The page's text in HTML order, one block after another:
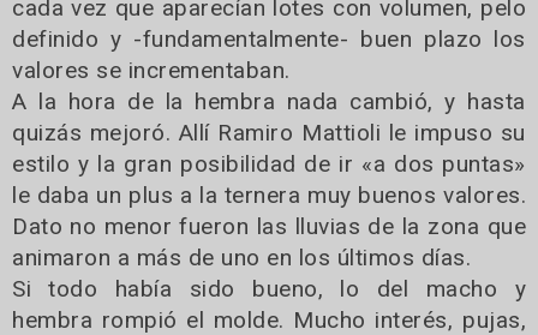
cada vez que aparecían lotes con volumen, pelo
definido y -fundamentalmente- buen plazo los
valores se incrementaban.
A la hora de la hembra nada cambió, y hasta
quizás mejoró. Allí Ramiro Mattioli le impuso su
estilo y la gran posibilidad de ir «a dos puntas»
le daba un plus a la ternera muy buenos valores.
Dato no menor fueron las lluvias de la zona que
animaron a más de uno en los últimos días.
Si todo había sido bueno, lo del macho y
hembra rompió el molde. Mucho interés, pujas,